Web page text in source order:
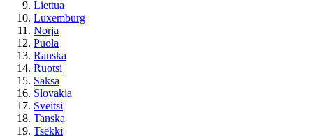
Liettua
Luxemburg
Norja
Puola
Ranska
Ruotsi
Saksa
Slovakia
Sveitsi
Tanska
Tsekki